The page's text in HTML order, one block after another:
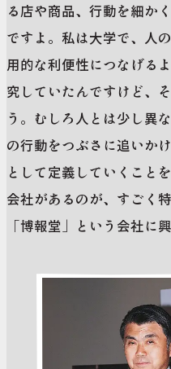
る店や商品、行動を細か
ですよ。私は大学で、人
用的な利便性につなげる
究していたんですけど、
う。むしろ人とは少し異
の行動をつぶさに追いか
として定義していくこと
会社があるのが、すごく
「博報堂」という会社に